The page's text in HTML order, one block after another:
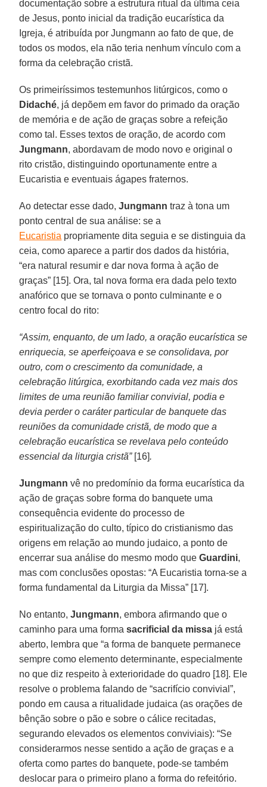
documentação sobre a estrutura ritual da última ceia
de Jesus, ponto inicial da tradição eucarística da
Igreja, é atribuída por Jungmann ao fato de que, de
todos os modos, ela não teria nenhum vínculo com a
forma da celebração cristã.
Os primeiríssimos testemunhos litúrgicos, como o
Didaché, já depõem em favor do primado da oração
de memória e de ação de graças sobre a refeição
como tal. Esses textos de oração, de acordo com
Jungmann, abordavam de modo novo e original o
rito cristão, distinguindo oportunamente entre a
Eucaristia e eventuais ágapes fraternos.
Ao detectar esse dado,Jungmann traz à tona um
ponto central de sua análise: se a
Eucaristia propriamente dita seguia e se distinguia da
ceia, como aparece a partir dos dados da história,
“era natural resumir e dar nova forma à ação de
graças” [15]. Ora, tal nova forma era dada pelo texto
anafórico que se tornava o ponto culminante e o
centro focal do rito:
“Assim, enquanto, de um lado, a oração eucarística se
enriquecia, se aperfeiçoava e se consolidava, por
outro, com o crescimento da comunidade, a
celebração litúrgica, exorbitando cada vez mais dos
limites de uma reunião familiar convivial, podia e
devia perder o caráter particular de banquete das
reuniões da comunidade cristã, de modo que a
celebração eucarística se revelava pelo conteúdo
essencial da liturgia cristã” [16].
Jungmann vê no predomínio da forma eucarística da
ação de graças sobre forma do banquete uma
consequência evidente do processo de
espiritualização do culto, típico do cristianismo das
origens em relação ao mundo judaico, a ponto de
encerrar sua análise do mesmo modo queGuardini,
mas com conclusões opostas: “A Eucaristia torna-se a
forma fundamental da Liturgia da Missa” [17].
No entanto,Jungmann, embora afirmando que o
caminho para uma formasacrificial da missa já está
aberto, lembra que “a forma de banquete permanece
sempre como elemento determinante, especialmente
no que diz respeito à exterioridade do quadro [18]. Ele
resolve o problema falando de “sacrifício convivial”,
pondo em causa a ritualidade judaica (as orações de
bênção sobre o pão e sobre o cálice recitadas,
segurando elevados os elementos conviviais): “Se
considerarmos nesse sentido a ação de graças e a
oferta como partes do banquete, pode-se também
deslocar para o primeiro plano a forma do refeitório.